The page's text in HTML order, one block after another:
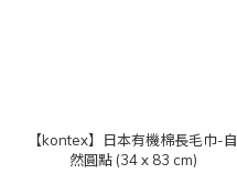
【kontex】日本有機棉長毛巾-自
然圓點 (34 x 83 cm)